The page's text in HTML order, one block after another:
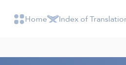
Home Index of